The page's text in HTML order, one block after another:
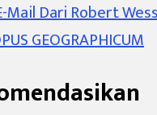
Mail Dari Robert
GEOGRAPHICUM